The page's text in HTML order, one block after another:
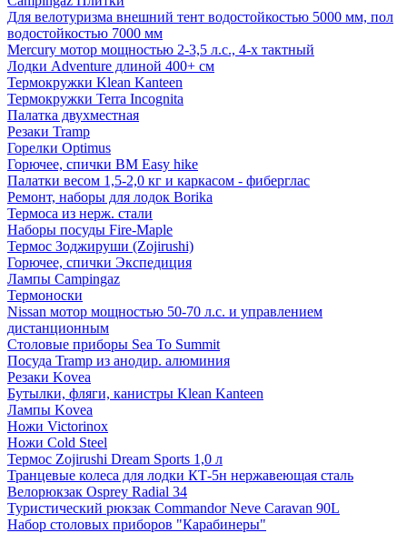
Для велотуризма внешний тент водостойкостью 5000 мм, пол
водостойкостью 7000 мм
Mercury мотор мощностью 2-3,5 л.с., 4-х тактный
Лодки Adventure длиной 400+ см
Термокружки Klean Kanteen
Термокружки Terra Incognita
Палатка двухместная
Резаки Tramp
Горелки Optimus
Горючее, спички BM Easy hike
Палатки весом 1,5-2,0 кг и каркасом - фиберглас
Ремонт, наборы для лодок Borika
Термоса из нерж. стали
Наборы посуды Fire-Maple
Термос Зоджируши (Zojirushi)
Горючее, спички Экспедиция
Лампы Campingaz
Термоноски
Nissan мотор мощностью 50-70 л.с. и управлением
дистанционным
Столовые приборы Sea To Summit
Посуда Tramp из анодир. алюминия
Резаки Kovea
Бутылки, фляги, канистры Klean Kanteen
Лампы Kovea
Ножи Victorinox
Ножи Cold Steel
Термос Zojirushi Dream Sports 1,0 л
Транцевые колеса для лодки КТ-5н нержавеющая сталь
Велорюкзак Osprey Radial 34
Туристический рюкзак Commandor Neve Caravan 90L
Набор столовых приборов "Карабинеры"